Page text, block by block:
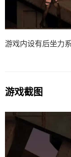
游戏内设有后坐力
游戏截图